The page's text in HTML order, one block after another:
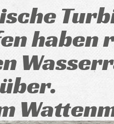
haben